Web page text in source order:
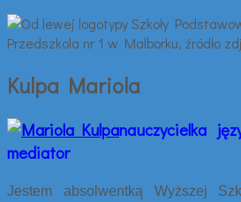
Kulpa Mariola
nauczycielka
mediator
Jestem absolwentką Wyższej